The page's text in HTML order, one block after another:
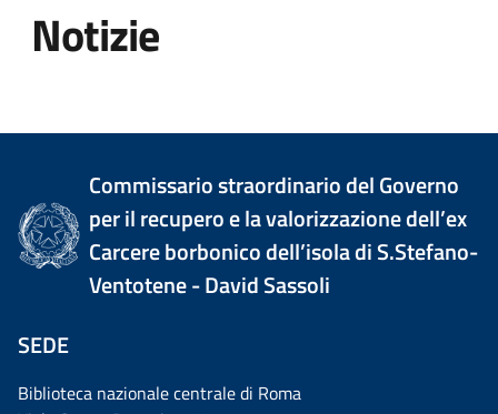
Notizie
Tutti i contenuti della pagina
Commissario straordinario del Governo
per il recupero e la valorizzazione dell’ex
Carcere borbonico dell’isola di S.Stefano-
Ventotene - David Sassoli
SEDE
Biblioteca nazionale centrale di Roma